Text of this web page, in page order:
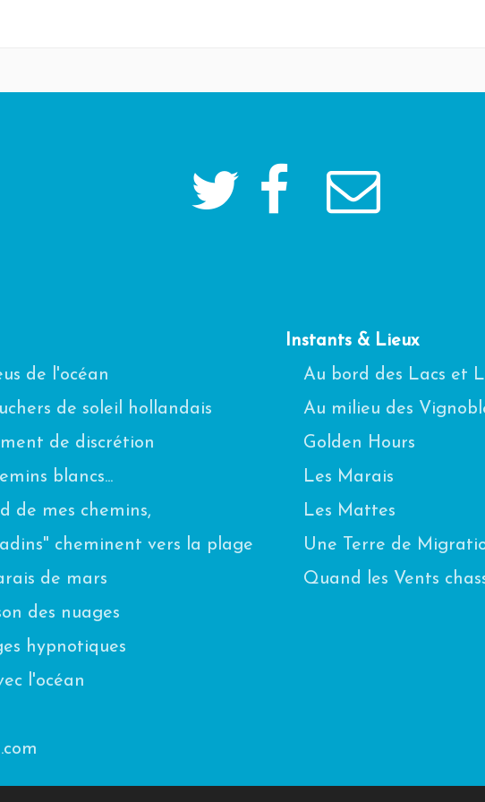
de l'océan
de soleil hollandais
de discrétion
blancs...
de mes chemins,
cheminent vers la plage
de mars
des nuages
hypnotiques
l'océan
Instants & Lieux
Au bord des Lacs et
Au milieu des
Golden Hours
Les Marais
Les Mattes
Une Terre de
Quand les Vents